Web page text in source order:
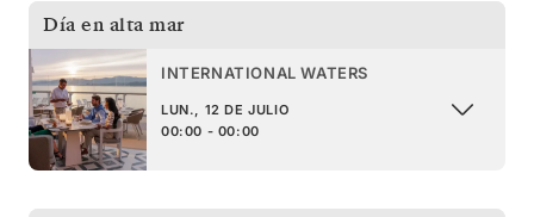
Día en alta mar
INTERNATIONAL WATERS
LUN., 12 DE JULIO
00:00 - 00:00